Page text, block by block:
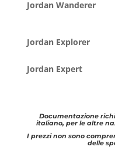
Jordan Wanderer
Jordan Explorer
Jordan Expert
Documentazione
italiano, per le altre
I prezzi non sono
delle